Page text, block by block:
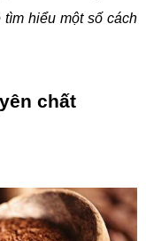
hiểu một số cách
chất